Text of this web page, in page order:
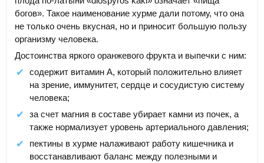
богов». Такое наименование хурме дали потому, что она
не только очень вкусная, но и приносит большую пользу
организму человека.
Достоинства яркого оранжевого фрукта и выпечки с ним:
содержит витамин А, который положительно влияет
на зрение, иммунитет, сердце и сосудистую систему
человека;
за счет магния в составе убирает камни из почек, а
также нормализует уровень артериального давления;
пектины в хурме налаживают работу кишечника и
восстанавливают баланс между полезными и